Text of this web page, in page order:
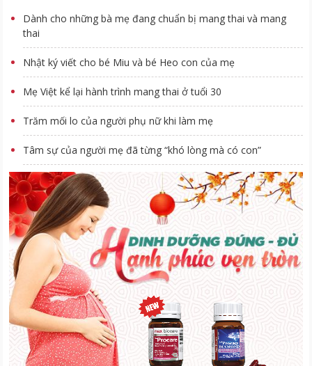
Dành cho những bà mẹ đang chuẩn bị mang thai và mang
thai
Nhật ký viết cho bé Miu và bé Heo con của mẹ
Mẹ Việt kể lại hành trình mang thai ở tuổi 30
Trăm mối lo của người phụ nữ khi làm mẹ
Tâm sự của người mẹ đã từng “khó lòng mà có con”